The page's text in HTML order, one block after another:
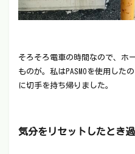
そろそろ電車の時間なので、ホ
ものが。私はPASMOを使用した
に切手を持ち帰りました。
気分をリセットしたとき